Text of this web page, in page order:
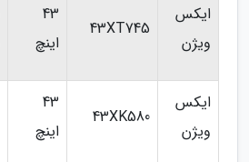
ایکس
ویژن
43XT745
43
اینچ
ایکس
ویژن
43XK580
43
اینچ